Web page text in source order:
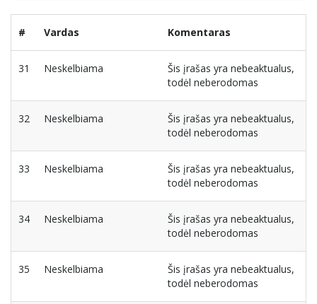
# Vardas Komentaras
31 Neskelbiama
Šis įrašas yra nebeaktualus,
todėl neberodomas
32 Neskelbiama
Šis įrašas yra nebeaktualus,
todėl neberodomas
33 Neskelbiama
Šis įrašas yra nebeaktualus,
todėl neberodomas
34 Neskelbiama
Šis įrašas yra nebeaktualus,
todėl neberodomas
35 Neskelbiama
Šis įrašas yra nebeaktualus,
todėl neberodomas